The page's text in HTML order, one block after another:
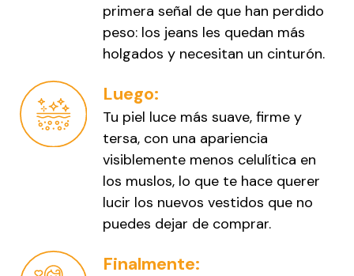
primera señal de que han perdido
peso: los jeans les quedan más
holgados y necesitan un cinturón.
Luego:
Tu piel luce más suave, firme y
tersa, con una apariencia
visiblemente menos celulítica en
los muslos, lo que te hace querer
lucir los nuevos vestidos que no
puedes dejar de comprar.
Finalmente: